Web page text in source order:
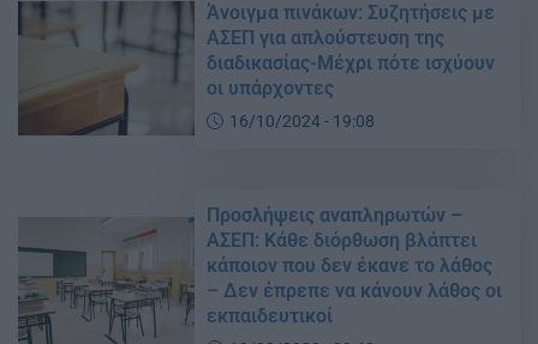
Άνοιγμα πινάκων: Συζητήσεις με
ΑΣΕΠ για απλούστευση της
διαδικασίας-Μέχρι πότε ισχύουν
οι υπάρχοντες
16/10/2024 - 19:08
Προσλήψεις αναπληρωτών –
ΑΣΕΠ: Κάθε διόρθωση βλάπτει
κάποιον που δεν έκανε το λάθος
– Δεν έπρεπε να κάνουν λάθος οι
εκπαιδευτικοί